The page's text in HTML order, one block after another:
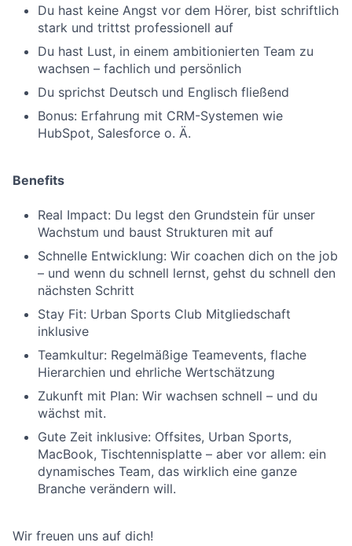
Du hast keine Angst vor dem Hörer, bist schriftlich
stark und trittst professionell auf
Du hast Lust, in einem ambitionierten Team zu
wachsen – fachlich und persönlich
Du sprichst Deutsch und Englisch fließend
Bonus: Erfahrung mit CRM-Systemen wie
HubSpot, Salesforce o. Ä.
Benefits
Real Impact: Du legst den Grundstein für unser
Wachstum und baust Strukturen mit auf
Schnelle Entwicklung: Wir coachen dich on the job
– und wenn du schnell lernst, gehst du schnell den
nächsten Schritt
Stay Fit: Urban Sports Club Mitgliedschaft
inklusive
Teamkultur: Regelmäßige Teamevents, flache
Hierarchien und ehrliche Wertschätzung
Zukunft mit Plan: Wir wachsen schnell – und du
wächst mit.
Gute Zeit inklusive: Offsites, Urban Sports,
MacBook, Tischtennisplatte – aber vor allem: ein
dynamisches Team, das wirklich eine ganze
Branche verändern will.
Wir freuen uns auf dich!